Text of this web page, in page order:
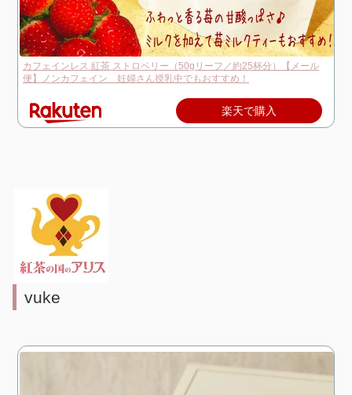
カフェインレス 紅茶 ストロベリー（50gリーフ／約25杯分）【メール
便】ノンカフェイン 妊婦さん授乳中でもおすすめ！
楽天で購入
vuke